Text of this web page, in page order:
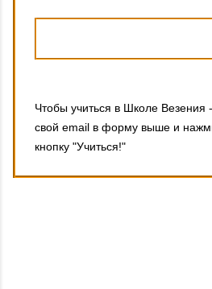
Чтобы учиться в Школе Везения
свой email в форму выше и
кнопку "Учиться!"